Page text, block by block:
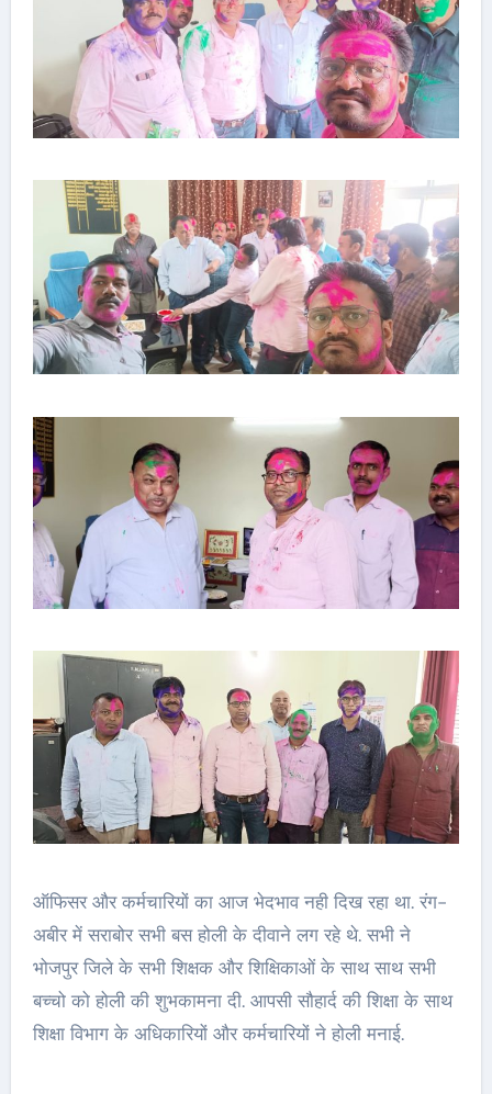
ऑफिसर और कर्मचारियों का आज भेदभाव नही दिख रहा था. रंग-
अबीर में सराबोर सभी बस होली के दीवाने लग रहे थे. सभी ने
भोजपुर जिले के सभी शिक्षक और शिक्षिकाओं के साथ साथ सभी
बच्चो को होली की शुभकामना दी. आपसी सौहार्द की शिक्षा के साथ
शिक्षा विभाग के अधिकारियों और कर्मचारियों ने होली मनाई.